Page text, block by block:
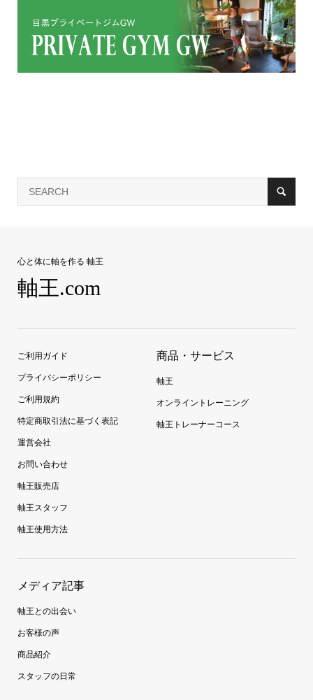
心と体に軸を作る 軸王
軸王.com
ご利用ガイド
プライバシーポリシー
ご利用規約
特定商取引法に基づく表記
運営会社
お問い合わせ
軸王販売店
軸王スタッフ
軸王使用方法
商品・サービス
軸王
オンライントレーニング
軸王トレーナーコース
メディア記事
軸王との出会い
お客様の声
商品紹介
スタッフの日常